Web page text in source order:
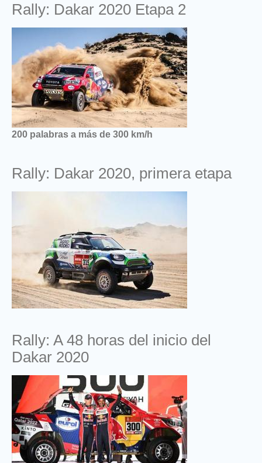
Rally: Dakar 2020 Etapa 2
200 palabras a más de 300 km/h
Rally: Dakar 2020, primera etapa
Rally: A 48 horas del inicio del
Dakar 2020